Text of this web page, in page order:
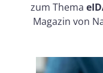
zum Thema
Magazin von